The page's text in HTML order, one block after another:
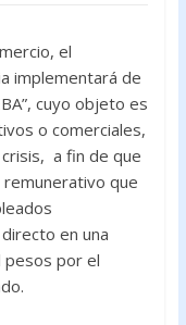
el
implementará de
cuyo objeto es
o comerciales,
a fin de que
que
en una
pesos por el